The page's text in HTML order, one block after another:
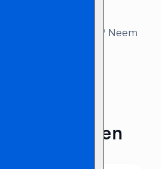
of advies nodig? Neem
producten